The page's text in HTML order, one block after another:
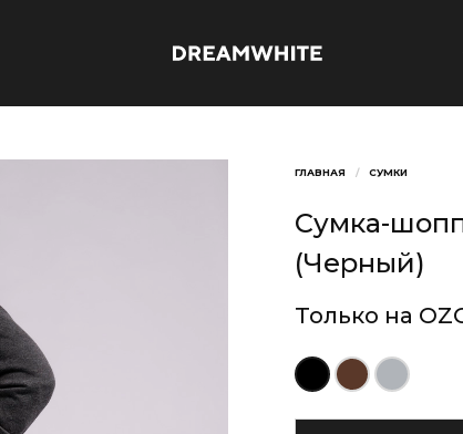
Сумка-
(Черный)
Только на